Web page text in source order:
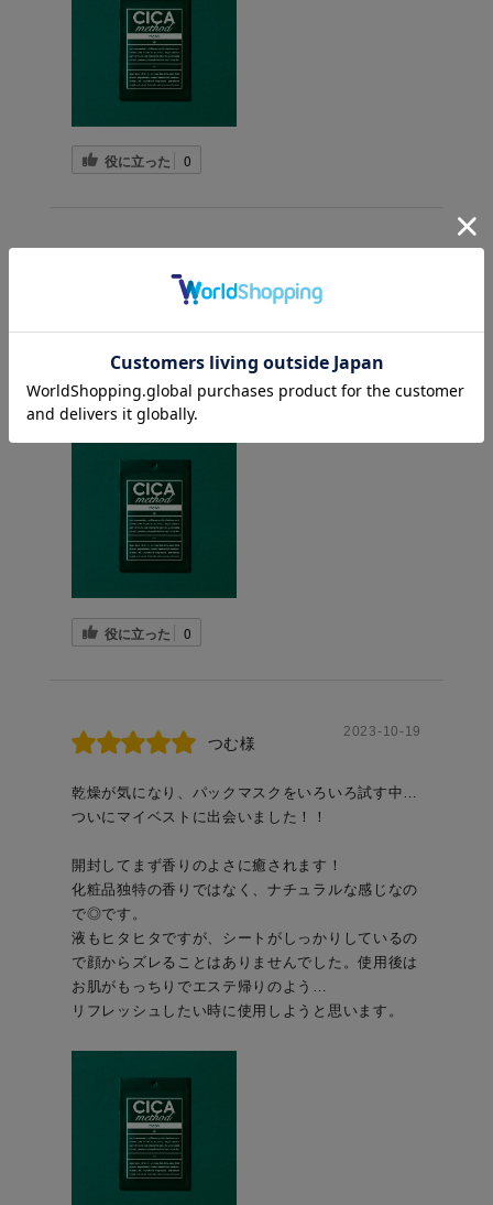
役に立った 0
ちゃんと顔にフィットして、潤ってくれます。
スペシャルケアとしてたまに使用してます！
役に立った 0
つむ様
2023-10-19
乾燥が気になり、パックマスクをいろいろ試す中…
ついにマイベストに出会いました！！
開封してまず香りのよさに癒されます！
化粧品独特の香りではなく、ナチュラルな感じなの
で◎です。
液もヒタヒタですが、シートがしっかりしているの
で顔からズレることはありませんでした。使用後は
お肌がもっちりでエステ帰りのよう…
リフレッシュしたい時に使用しようと思います。